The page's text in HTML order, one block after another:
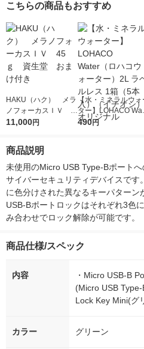
こちらの商品もおすすめ
HAKU（ハク） メラ
ノフォーカスＩＶ 4
5ｇ 資生堂 おまけ
11,000円
【水・ミネラルウォ
ター】LOHACO
r（ロハコウォータ
490円
商品説明
未使用のMicro USB Type-Bポート
サイバーセキュリティデバイスで
に色分けされた異なるキーパター
USB-Bポートロックはそれぞれ3色
み合わせでロック解除が可能です。
商品仕様/スペック
内容
・Micro USB-B
(Micro USB
Lock Key Mini(グ
カラー グリーン